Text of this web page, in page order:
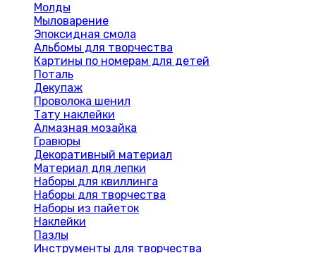
Молды
Мыловарение
Эпоксидная смола
Альбомы для творчества
Картины по номерам для детей
Поталь
Декупаж
Проволока шенил
Тату наклейки
Алмазная мозайка
Гравюры
Декоративный материал
Материал для лепки
Наборы для квиллинга
Наборы для творчества
Наборы из пайеток
Наклейки
Пазлы
Инструменты для творчества